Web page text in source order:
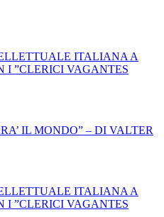
ITALIANA A
I ”CLERICI VAGANTES
IL MONDO” – DI VALTER
ITALIANA A
I ”CLERICI VAGANTES